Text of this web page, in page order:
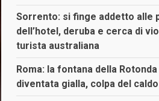
Sorrento: si finge addetto alle
dell’hotel, deruba e cerca di
turista australiana
Roma: la fontana della
diventata gialla, colpa del